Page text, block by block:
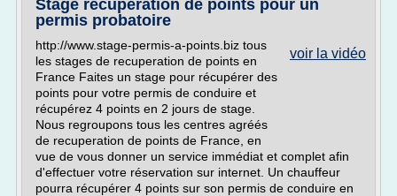
Stage récupération de points pour un
permis probatoire
voir la vidéo
http://www.stage-permis-a-points.biz tous
les stages de recuperation de points en
France Faites un stage pour récupérer des
points pour votre permis de conduire et
récupérez 4 points en 2 jours de stage.
Nous regroupons tous les centres agréés
de recuperation de points de France, en
vue de vous donner un service immédiat et complet afin
d'effectuer votre réservation sur internet. Un chauffeur
pourra récupérer 4 points sur son permis de conduire en